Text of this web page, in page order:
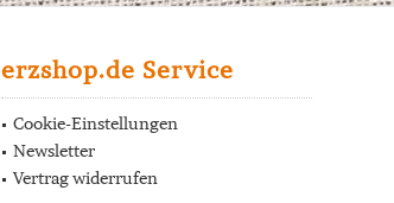
erzshop.de Service
Cookie-Einstellungen
Newsletter
Vertrag widerrufen